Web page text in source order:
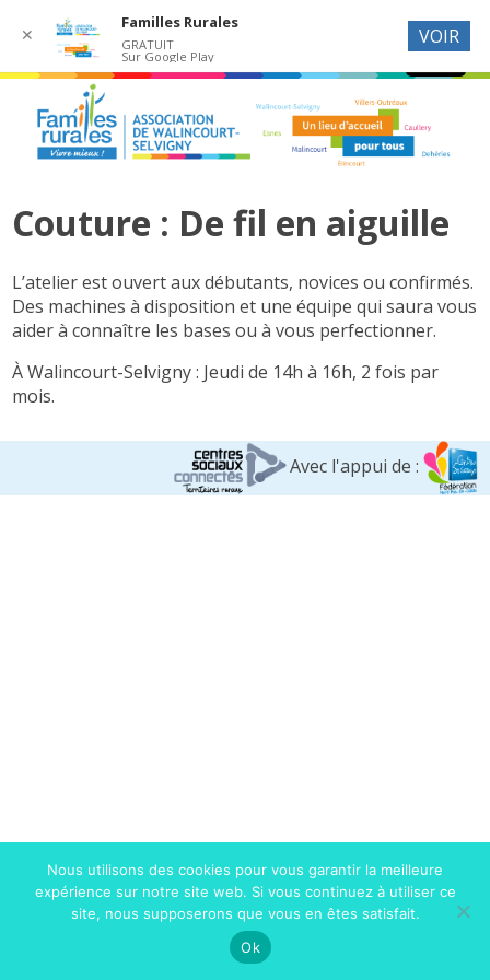
Couture : De fil en aiguille
L’atelier est ouvert aux débutants, novices ou confirmés.
Des machinesà disposition et une équipe qui saura vous
aider à connaître les basesou à vous perfectionner.
À Walincourt-Selvigny : Jeudi de 14h à 16h, 2 fois par
mois.
Avec l'appui de :
Nous utilisons des cookies pour vous garantir la meilleure
expérience sur notre site web. Si vous continuez à utiliser ce
site, nous supposerons que vous en êtes satisfait.
Ok
✕
Familles Rurales
GRATUIT
Sur Google Play
VOIR